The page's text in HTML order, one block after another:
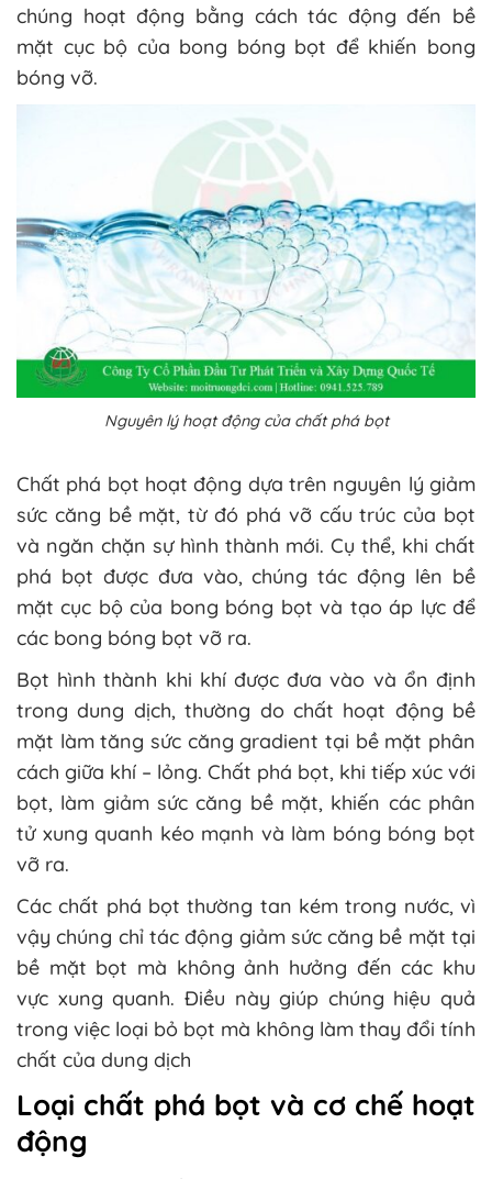
chúng hoạt động bằng cách tác động đến bề
mặt cục bộ của bong bóng bọt để khiến bong
bóng vỡ.
Nguyên lý hoạt động của chất phá bọt
Chất phá bọt hoạt động dựa trên nguyên lý giảm
sức căng bề mặt, từ đó phá vỡ cấu trúc của bọt
và ngăn chặn sự hình thành mới. Cụ thể, khi chất
phá bọt được đưa vào, chúng tác động lên bề
mặt cục bộ của bong bóng bọt và tạo áp lực để
các bong bóng bọt vỡ ra.
Bọt hình thành khi khí được đưa vào và ổn định
trong dung dịch, thường do chất hoạt động bề
mặt làm tăng sức căng gradient tại bề mặt phân
cách giữa khí – lỏng. Chất phá bọt, khi tiếp xúc với
bọt, làm giảm sức căng bề mặt, khiến các phân
tử xung quanh kéo mạnh và làm bóng bóng bọt
vỡ ra.
Các chất phá bọt thường tan kém trong nước, vì
vậy chúng chỉ tác động giảm sức căng bề mặt tại
bề mặt bọt mà không ảnh hưởng đến các khu
vực xung quanh. Điều này giúp chúng hiệu quả
trong việc loại bỏ bọt mà không làm thay đổi tính
chất của dung dịch
Loại chất phá bọt và cơ chế hoạt
động